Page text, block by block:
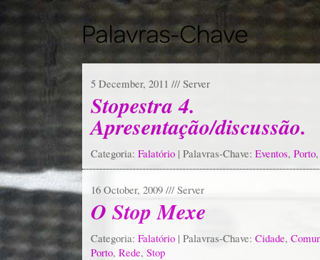
5 December, 2011 /// Server
Stopestra 4.
Apresentação/discussão.
Categoria: Falatório | Palavras-Chave: Eventos, Porto
16 October, 2009 /// Server
O Stop Mexe
Categoria: Falatório | Palavras-Chave: Cidade,
Porto, Rede, Stop